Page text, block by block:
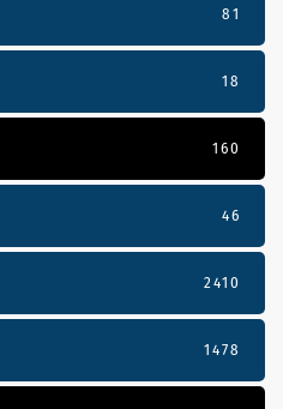
81
18
160
46
2410
1478